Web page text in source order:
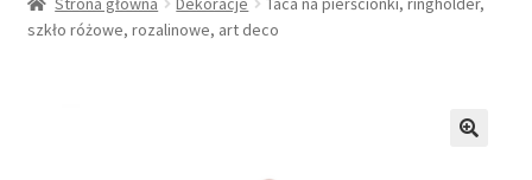
OBRAZY
szkło różowe, rozalinowe, art deco